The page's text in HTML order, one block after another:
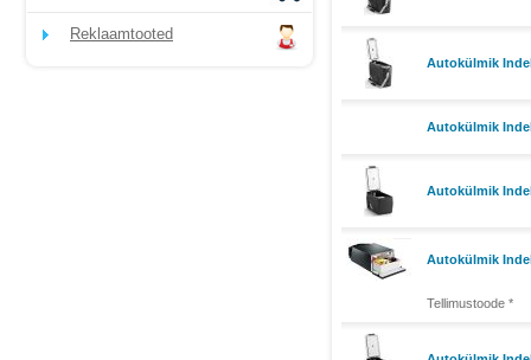
Reklaamtooted
Autokülmik
Autokülmik
Autokülmik
Autokülmik
Tellimustoode *